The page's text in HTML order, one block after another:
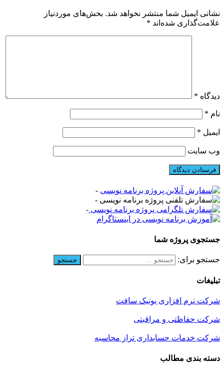
نشانی ایمیل شما منتشر نخواهد شد. بخش‌های موردنیاز
علامت‌گذاری شده‌اند *
دیدگاه *
نام *
ایمیل *
وب‌ سایت
-
-
-
جستجوی پروژه شما
جستجو برای:
تبلیغات
شرکت نرم افزاری یونیک سافت
شرکت حفاظتی و مراقبتی
شرکت خدمات حسابداری تراز محاسبه
دسته بندی مطالب